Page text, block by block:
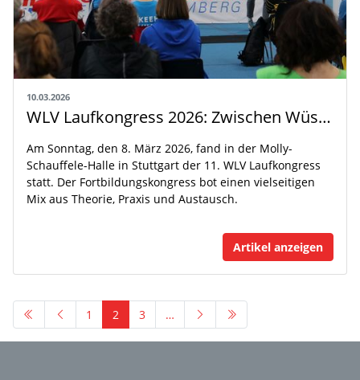
10.03.2026
WLV Laufkongress 2026: Zwischen Wüste, Härte und Höchstleistung
Am Sonntag, den 8. März 2026, fand in der Molly-
Schauffele-Halle in Stuttgart der 11. WLV Laufkongress
statt. Der Fortbildungskongress bot einen vielseitigen
Mix aus Theorie, Praxis und Austausch.
Artikel anzeigen
1 2 3 …